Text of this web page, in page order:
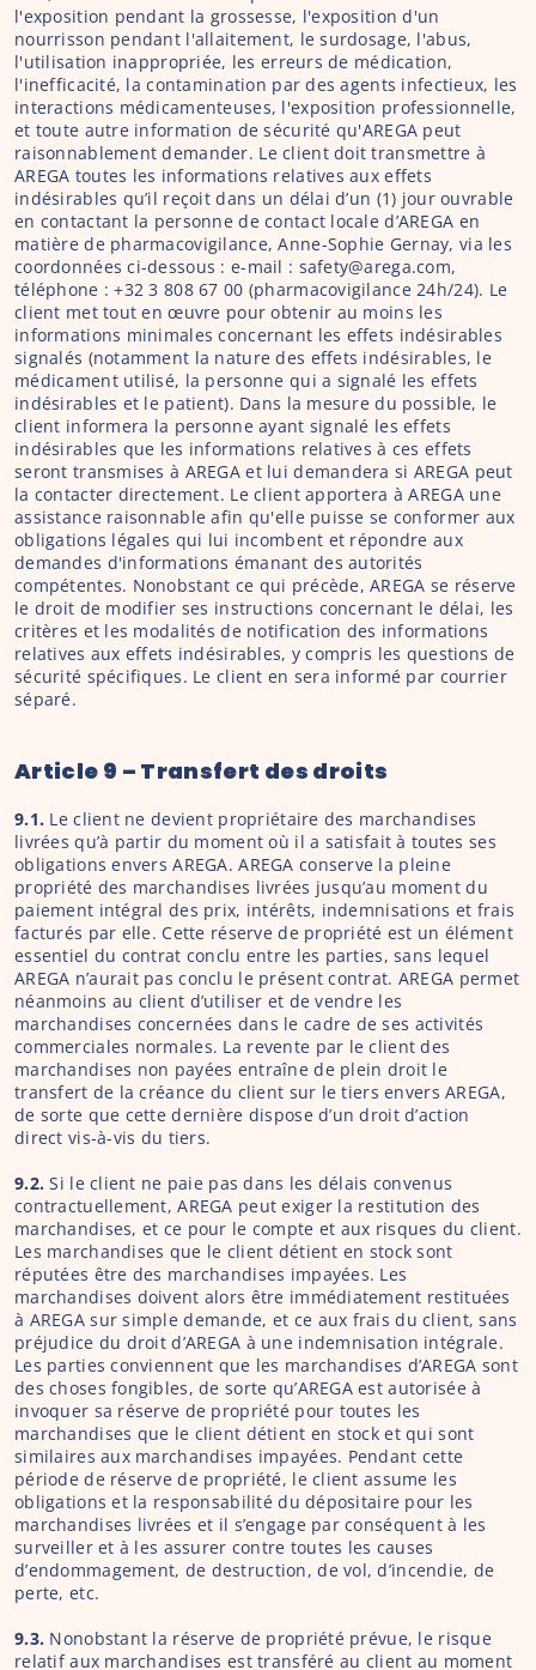
l'exposition pendant la grossesse, l'exposition d'un
nourrisson pendant l'allaitement, le surdosage, l'abus,
l'utilisation inappropriée, les erreurs de médication,
l'inefficacité, la contamination par des agents infectieux, les
interactions médicamenteuses, l'exposition professionnelle,
et toute autre information de sécurité qu'AREGA peut
raisonnablement demander. Le client doit transmettre à
AREGA toutes les informations relatives aux effets
indésirables qu’il reçoit dans un délai d’un (1) jour ouvrable
en contactant la personne de contact locale d’AREGA en
matière de pharmacovigilance, Anne-Sophie Gernay, via les
coordonnées ci-dessous : e-mail : safety@arega.com,
téléphone : +32 3 808 67 00 (pharmacovigilance 24h/24). Le
client met tout en œuvre pour obtenir au moins les
informations minimales concernant les effets indésirables
signalés (notamment la nature des effets indésirables, le
médicament utilisé, la personne qui a signalé les effets
indésirables et le patient). Dans la mesure du possible, le
client informera la personne ayant signalé les effets
indésirables que les informations relatives à ces effets
seront transmises à AREGA et lui demandera si AREGA peut
la contacter directement. Le client apportera à AREGA une
assistance raisonnable afin qu'elle puisse se conformer aux
obligations légales qui lui incombent et répondre aux
demandes d'informations émanant des autorités
compétentes. Nonobstant ce qui précède, AREGA se réserve
le droit de modifier ses instructions concernant le délai, les
critères et les modalités de notification des informations
relatives aux effets indésirables, y compris les questions de
sécurité spécifiques. Le client en sera informé par courrier
séparé.
Article 9 – Transfert des droits
9.1. Le client ne devient propriétaire des marchandises
livrées qu’à partir du moment où il a satisfait à toutes ses
obligations envers AREGA. AREGA conserve la pleine
propriété des marchandises livrées jusqu’au moment du
paiement intégral des prix, intérêts, indemnisations et frais
facturés par elle. Cette réserve de propriété est un élément
essentiel du contrat conclu entre les parties, sans lequel
AREGA n’aurait pas conclu le présent contrat. AREGA permet
néanmoins au client d’utiliser et de vendre les
marchandises concernées dans le cadre de ses activités
commerciales normales. La revente par le client des
marchandises non payées entraîne de plein droit le
transfert de la créance du client sur le tiers envers AREGA,
de sorte que cette dernière dispose d’un droit d’action
direct vis-à-vis du tiers.
9.2. Si le client ne paie pas dans les délais convenus
contractuellement, AREGA peut exiger la restitution des
marchandises, et ce pour le compte et aux risques du client.
Les marchandises que le client détient en stock sont
réputées être des marchandises impayées. Les
marchandises doivent alors être immédiatement restituées
à AREGA sur simple demande, et ce aux frais du client, sans
préjudice du droit d’AREGA à une indemnisation intégrale.
Les parties conviennent que les marchandises d’AREGA sont
des choses fongibles, de sorte qu’AREGA est autorisée à
invoquer sa réserve de propriété pour toutes les
marchandises que le client détient en stock et qui sont
similaires aux marchandises impayées. Pendant cette
période de réserve de propriété, le client assume les
obligations et la responsabilité du dépositaire pour les
marchandises livrées et il s’engage par conséquent à les
surveiller et à les assurer contre toutes les causes
d’endommagement, de destruction, de vol, d’incendie, de
perte, etc.
9.3. Nonobstant la réserve de propriété prévue, le risque
relatif aux marchandises est transféré au client au moment